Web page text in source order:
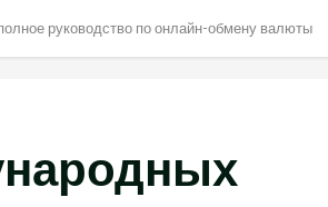
руководство по онлайн-обмену валюты